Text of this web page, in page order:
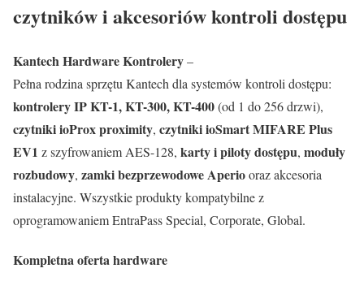
czytników i akcesoriów kontroli dostępu
Kantech Hardware Kontrolery–
Pełna rodzina sprzętu Kantech dla systemów kontroli dostępu:
kontrolery IP KT-1, KT-300, KT-400(od 1 do 256 drzwi),
czytniki ioProx proximity, czytniki ioSmart MIFARE Plus
EV1 z szyfrowaniem AES-128, karty i piloty dostępu, moduły
rozbudowy, zamki bezprzewodowe Aperiooraz akcesoria
instalacyjne. Wszystkie produkty kompatybilne z
oprogramowaniem EntraPass Special, Corporate, Global.
Kompletna oferta hardware